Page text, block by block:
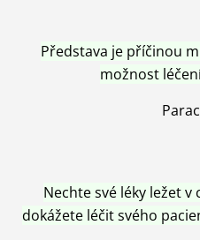
Představa je příčinou
možnost
Nechte své léky ležet v
dokážete léčit svého